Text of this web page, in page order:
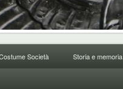
Società Storia e memoria